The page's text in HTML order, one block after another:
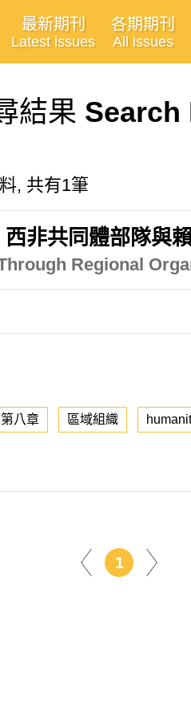
最新期刊
Latest issues
各期期刊
All issues
結果 Search
, 共有1筆
非共同體部隊與
Regional
八章 區域組織
1